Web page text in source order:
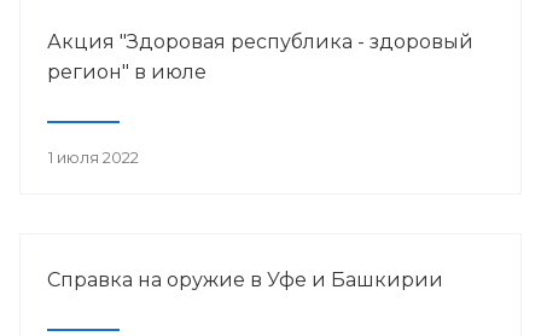
Акция "Здоровая республика - здоровый
регион" в июле
1 июля 2022
Справка на оружие в Уфе и Башкирии